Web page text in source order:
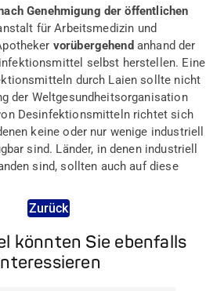
Genehmigung der öffentlichen
für Arbeitsmedizin und
vorübergehend anhand der
selbst herstellen. Eine
durch Laien sollte nicht
der Weltgesundheitsorganisation
Desinfektionsmitteln richtet sich
keine oder nur wenige industriell
sind. Länder, in denen industriell
sind, sollten auch auf diese
Zurück
könnten Sie ebenfalls